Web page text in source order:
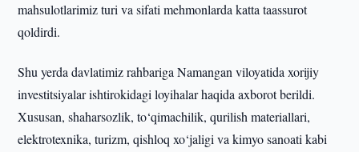
mahsulotlarimiz turi va sifati mehmonlarda katta taassurot
qoldirdi.
Shu yerda davlatimiz rahbariga Namangan viloyatida xorijiy
investitsiyalar ishtirokidagi loyihalar haqida axborot berildi.
Xususan, shaharsozlik, to‘qimachilik, qurilish materiallari,
elektrotexnika, turizm, qishloq xo‘jaligi va kimyo sanoati kabi